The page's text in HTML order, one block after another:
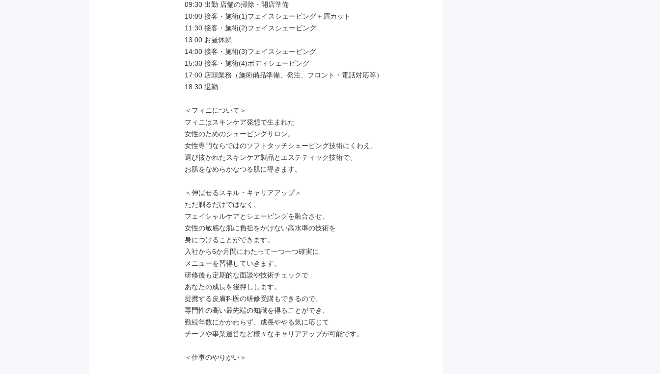
09:30 出勤 店舗の掃除・開店準備
10:00 接客・施術(1)フェイスシェービング＋眉カット
11:30 接客・施術(2)フェイスシェービング
13:00 お昼休憩
14:00 接客・施術(3)フェイスシェービング
15:30 接客・施術(4)ボディシェービング
17:00 店頭業務（施術備品準備、発注、フロント・電話対応等）
18:30 退勤
＜フィニについて＞
フィニはスキンケア発想で生まれた
女性のためのシェービングサロン。
女性専門ならではのソフトタッチシェービング技術にくわえ、
選び抜かれたスキンケア製品とエステティック技術で、
お肌をなめらかなつる肌に導きます。
＜伸ばせるスキル・キャリアアップ＞
ただ剃るだけではなく、
フェイシャルケアとシェービングを融合させ、
女性の敏感な肌に負担をかけない高水準の技術を
身につけることができます。
入社から6か月間にわたって一つ一つ確実に
メニューを習得していきます。
研修後も定期的な面談や技術チェックで
あなたの成長を後押しします。
提携する皮膚科医の研修受講もできるので、
専門性の高い最先端の知識を得ることができ、
勤続年数にかかわらず、成長ややる気に応じて
チーフや事業運営など様々なキャリアアップが可能です。
＜仕事のやりがい＞